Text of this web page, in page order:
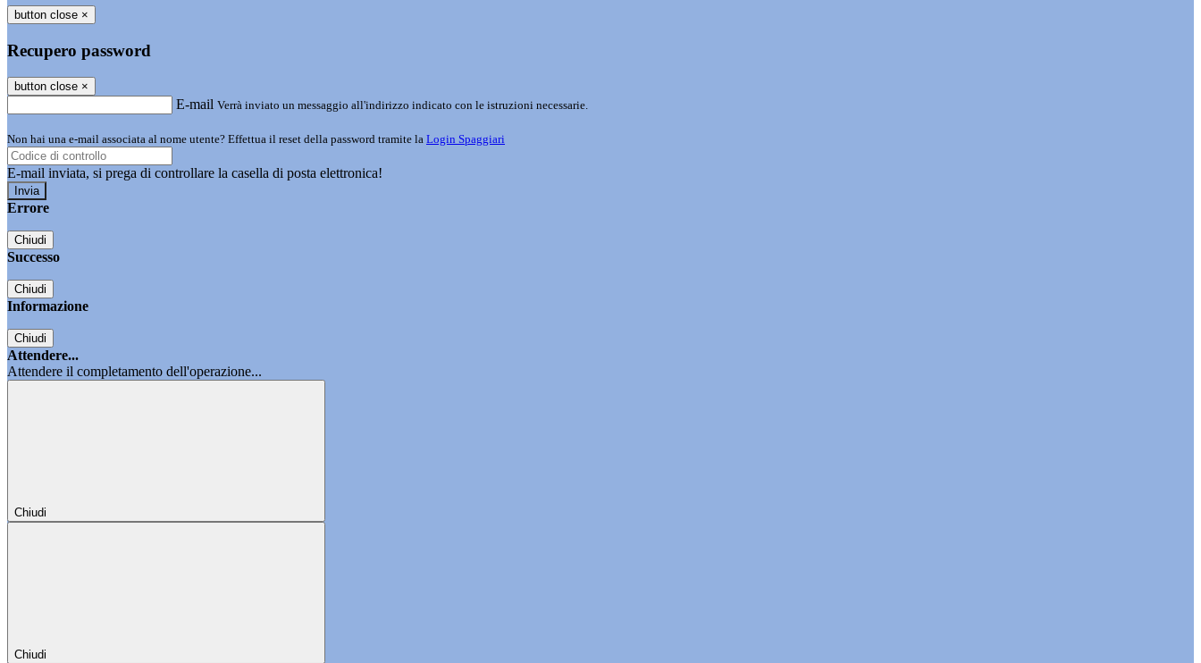
button close ×
Recupero password
button close ×
E-mail Verrà inviato un messaggio all'indirizzo indicato con le istruzioni necessarie.
Non hai una e-mail associata al nome utente? Effettua il reset della password tramite la Login Spaggiari
E-mail inviata, si prega di controllare la casella di posta elettronica!
Errore
Chiudi
Successo
Chiudi
Informazione
Chiudi
Attendere...
Attendere il completamento dell'operazione...
Chiudi
Chiudi